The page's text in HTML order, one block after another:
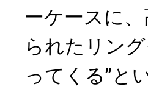
ーケースに
られたリン
ってくる”と